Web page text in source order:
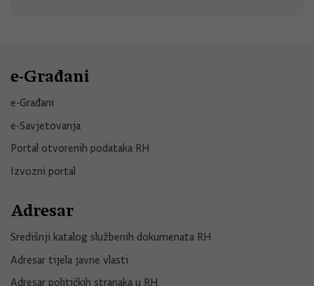
e-Građani
e-Građani
e-Savjetovanja
Portal otvorenih podataka RH
Izvozni portal
Adresar
Središnji katalog službenih dokumenata RH
Adresar tijela javne vlasti
Adresar političkih stranaka u RH